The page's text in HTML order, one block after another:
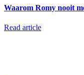
Waarom Romy nooit
Read article